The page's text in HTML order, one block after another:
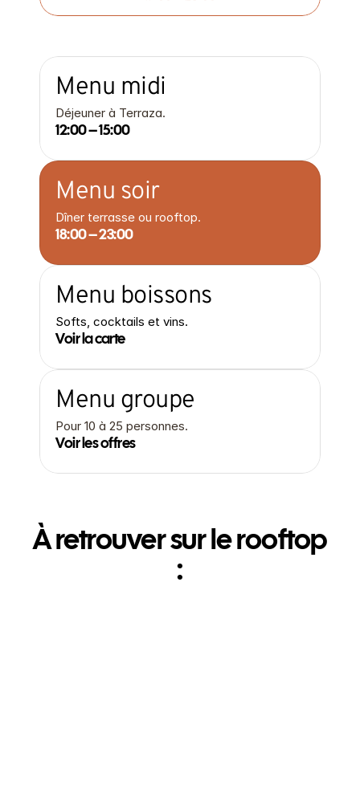
Menu midi
Déjeuner à Terraza.
12:00 – 15:00
Menu soir
Dîner terrasse ou rooftop.
18:00 – 23:00
Menu boissons
Softs, cocktails et vins.
Voir la carte
Menu groupe
Pour 10 à 25 personnes.
Voir les offres
À retrouver sur le rooftop
: